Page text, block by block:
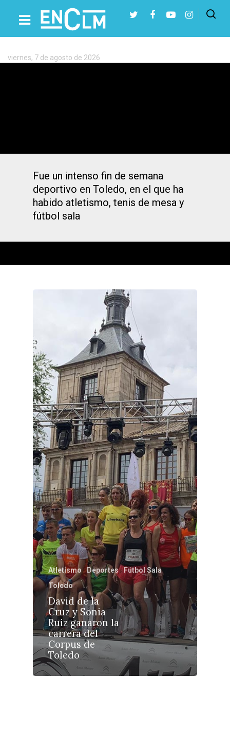
Etiqueta:
VIII
Torneo
Tenis
Presiona Intro para buscar o ESC para cerrar
viernes, 7 de agosto de 2026
Fue un intenso fin de semana
deportivo en Toledo, en el que ha
habido atletismo, tenis de mesa y
fútbol sala
Atletismo Deportes
Fútbol Sala
Toledo
David de la
Cruz y Sonia
Ruiz ganaron la
carrera del
Corpus de
Toledo
Castilla-La
Toledo
Ciudad Real
Albacete
Cuenca
Guadalajara
Talavera
Sanidad
Economía
Educación
Cultura
Deportes
Sucesos
Medio Ambiente
Planeta Rural
Especiales
Política
Galerías